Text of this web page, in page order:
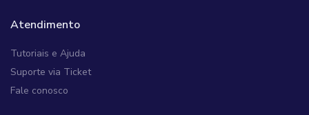
Atendimento
Tutoriais e Ajuda
Suporte via Ticket
Fale conosco